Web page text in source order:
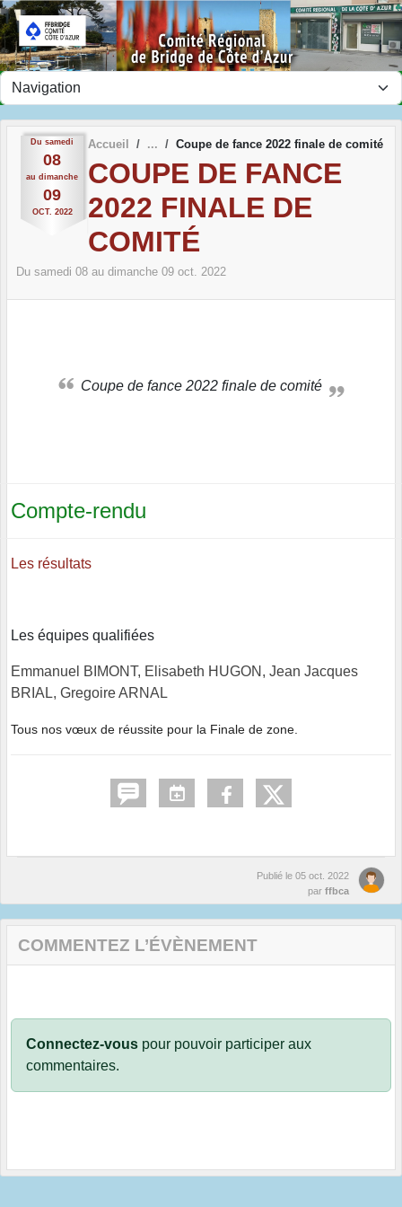
Du samedi
08
au dimanche
09
OCT. 2022
Accueil Coupe de fance 2022 finale de comité
COUPE DE FANCE
2022 FINALE DE
COMITÉ
Du samedi 08 au dimanche 09 oct. 2022
Coupe de fance 2022 finale de comité
Compte-rendu
Les résultats
Les équipes qualifiées
Emmanuel BIMONT, Elisabeth HUGON, Jean Jacques
BRIAL, Gregoire ARNAL
Tous nos vœux de réussite pour la Finale de zone.
Publié le 05 oct. 2022
par ffbca
COMMENTEZ L’ÉVÈNEMENT
Connectez-vous pour pouvoir participer aux
commentaires.
Panneau de gestion des cookies